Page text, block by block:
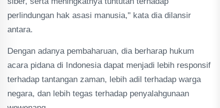
perlindungan hak asasi manusia," kata dia dilansir
antara.
Dengan adanya pembaharuan, dia berharap hukum
acara pidana di Indonesia dapat menjadi lebih responsif
terhadap tantangan zaman, lebih adil terhadap warga
negara, dan lebih tegas terhadap penyalahgunaan